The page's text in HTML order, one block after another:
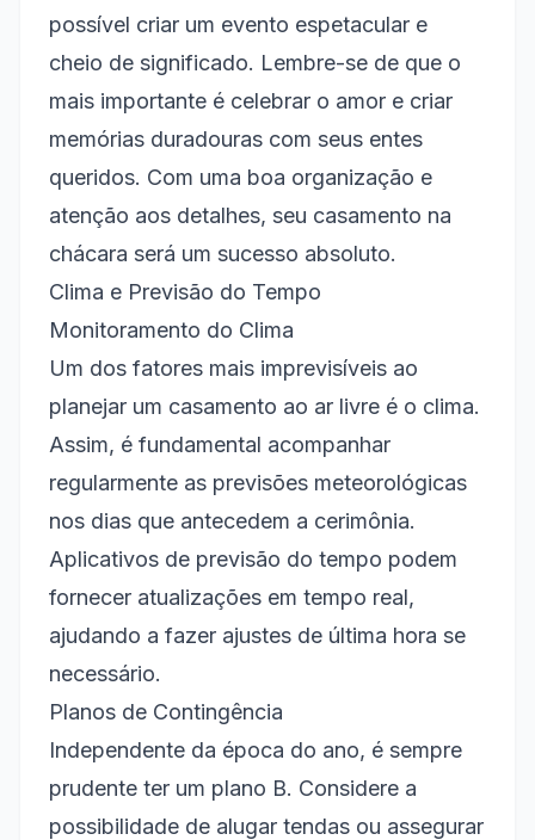
possível criar um evento espetacular e
cheio de significado. Lembre-se de que o
mais importante é celebrar o amor e criar
memórias duradouras com seus entes
queridos. Com uma boa organização e
atenção aos detalhes, seu casamento na
chácara será um sucesso absoluto.
Clima e Previsão do Tempo
Monitoramento do Clima
Um dos fatores mais imprevisíveis ao
planejar um casamento ao ar livre é o clima.
Assim, é fundamental acompanhar
regularmente as previsões meteorológicas
nos dias que antecedem a cerimônia.
Aplicativos de previsão do tempo podem
fornecer atualizações em tempo real,
ajudando a fazer ajustes de última hora se
necessário.
Planos de Contingência
Independente da época do ano, é sempre
prudente ter um plano B. Considere a
possibilidade de alugar tendas ou assegurar